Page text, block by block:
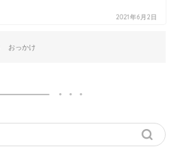
2021年6月2日
おっかけ